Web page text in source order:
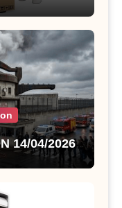
14/04/2026